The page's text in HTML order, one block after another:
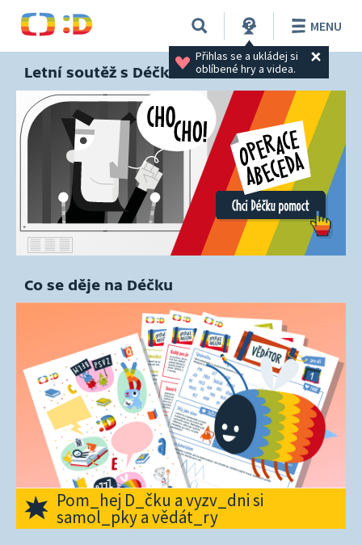
Přihlas se a ukládej si
oblíbené hry a videa.
MENU
Letní soutěž s Déčkem
Co se děje na Déčku
Pom_hej D_čku a vyzv_dni si
samol_pky a vědát_ry